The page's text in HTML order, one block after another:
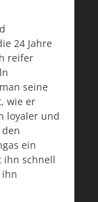
24 Jahre
reifer
seine
wie er
loyaler und
ein
ihn schnell
ihn